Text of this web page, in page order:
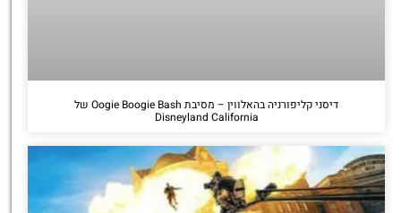
דיסני קליפורניה בהאלווין – מסיבת Oogie Boogie Bash של
Disneyland California